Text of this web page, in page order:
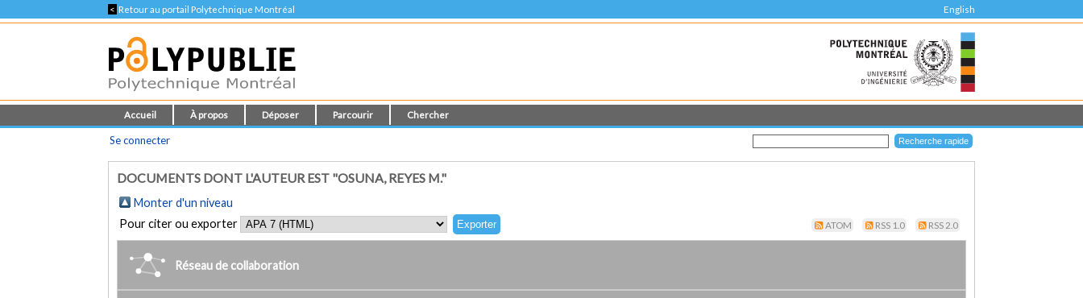
< Retour au portail Polytechnique Montréal English
Accueil À propos Déposer Parcourir Chercher
Se connecter
DOCUMENTS DONT L'AUTEUR EST "OSUNA, REYES M."
Monter d'un niveau
Pour citer ou exporter
ATOM RSS 1.0 RSS 2.0
Réseau de collaboration